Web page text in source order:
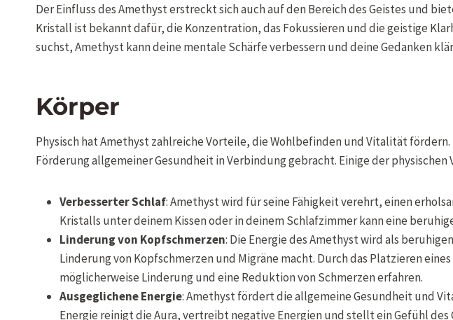
Der Einfluss des Amethyst erstreckt sich auch auf den Bereich des Geistes und
Kristall ist bekannt dafür, die Konzentration, das Fokussieren und die geistige
suchst, Amethyst kann deine mentale Schärfe verbessern und deine Gedanken
Körper
Physisch hat Amethyst zahlreiche Vorteile, die Wohlbefinden und Vitalität
Förderung allgemeiner Gesundheit in Verbindung gebracht. Einige der physischen
Verbesserter Schlaf: Amethyst wird für seine Fähigkeit verehrt, einen
Kristalls unter deinem Kissen oder in deinem Schlafzimmer kann eine
Linderung von Kopfschmerzen: Die Energie des Amethyst wird als
Linderung von Kopfschmerzen und Migräne macht. Durch das Platzieren
möglicherweise Linderung und eine Reduktion von Schmerzen erfahren.
Ausgeglichene Energie: Amethyst fördert die allgemeine Gesundheit und
Energie reinigt die Aura, vertreibt negative Energien und stellt ein Gefühl des